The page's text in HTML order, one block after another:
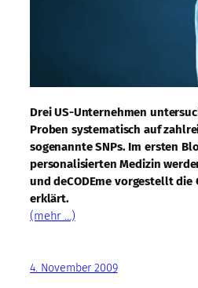
Drei US-Unternehmen
Proben systematisch auf
sogenannte SNPs. Im ersten
personalisierten Medizin
und deCODEme vorgestellt die
erklärt.
(mehr …)
4. November 2009